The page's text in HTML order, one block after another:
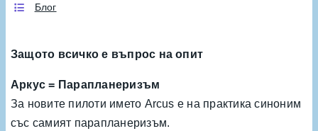
Блог
Защото всичко е въпрос на опит
Аркус = Парапланеризъм
За новите пилоти името Arcus е на практика синоним
със самият парапланеризъм.